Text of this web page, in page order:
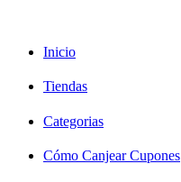
Inicio
Tiendas
Categorias
Cómo Canjear Cupones